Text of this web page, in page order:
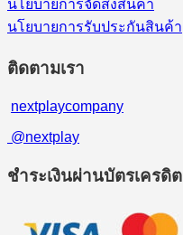
นโยบายการจัดส่งสินค้า
นโยบายการรับประกันสินค้า
ติดตามเรา
nextplaycompany
@nextplay
ชำระเงินผ่านบัตรเครดิต